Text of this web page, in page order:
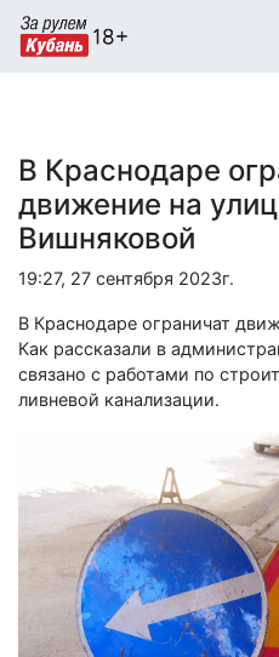
В Краснодаре
движение на
Вишняковой
19:27, 27 сентября 2023г.
В Краснодаре ограничат
Как рассказали в
связано с работами по
ливневой канализации.